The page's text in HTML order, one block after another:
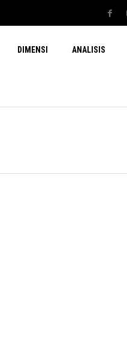
DIMENSI ANALISIS